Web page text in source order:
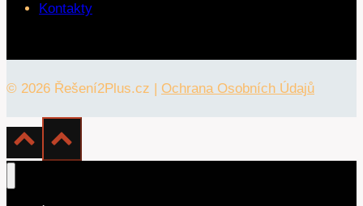
Kontakty
© 2026 Řešení2Plus.cz | Ochrana Osobních Údajů